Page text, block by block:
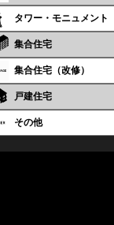
タワー・モニュメント
集合住宅
集合住宅（改修）
戸建住宅
その他